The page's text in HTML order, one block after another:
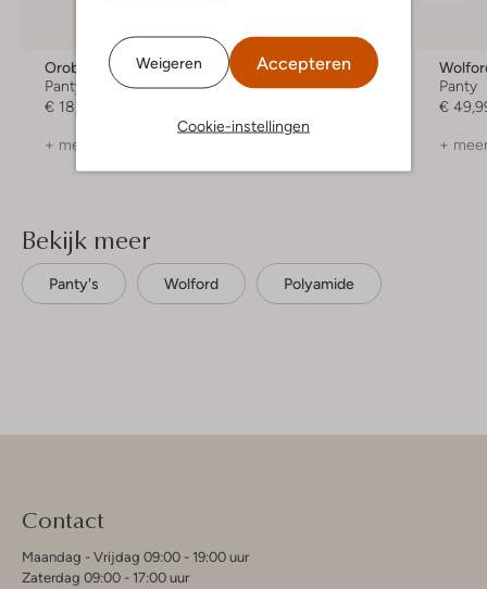
Weigeren Accepteren
Cookie-instellingen
Oroblu
Panty
€ 18,99
+ meer kleuren
Wolford
Panty
Panty
€
+
Bekijk meer
Panty's Wolford Polyamide
Contact
Maandag - Vrijdag 09:00 - 19:00 uur
Zaterdag 09:00 - 17:00 uur